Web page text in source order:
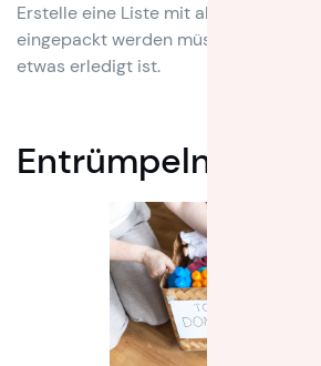
Erstelle eine Liste mit allen
eingepackt werden müssen und hake
etwas erledigt ist.
Entrümpeln